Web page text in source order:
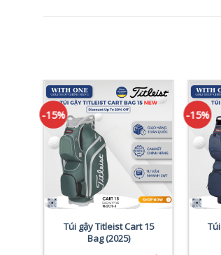
-15%
Túi gậy Titleist Cart 15
Bag (2025)
-15%